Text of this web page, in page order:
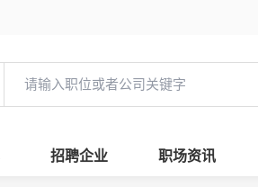
招聘企业 职场资讯